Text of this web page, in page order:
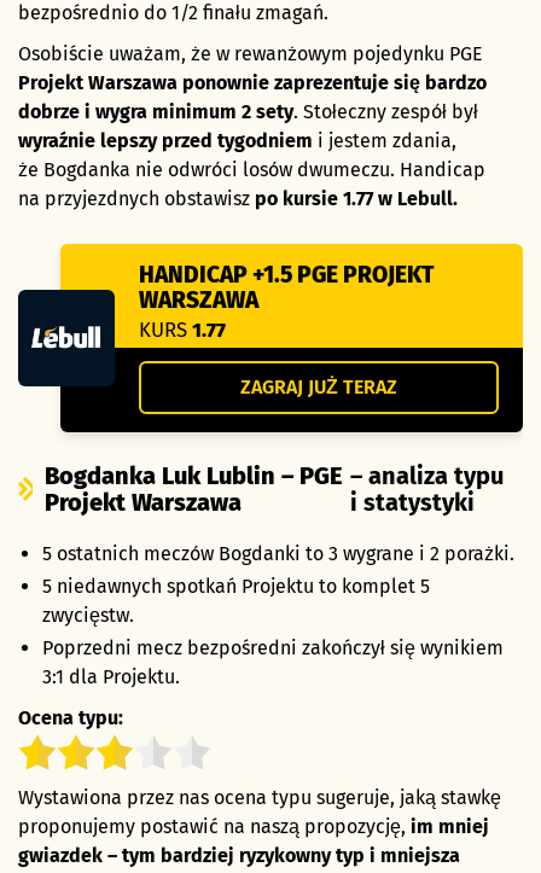
bezpośrednio do 1/2 finału zmagań.
Osobiście uważam, że w rewanżowym pojedynku PGE
Projekt Warszawa ponownie zaprezentuje się bardzo
dobrze i wygra minimum 2 sety. Stołeczny zespół był
wyraźnie lepszy przed tygodniem i jestem zdania,
że Bogdanka nie odwróci losów dwumeczu. Handicap
na przyjezdnych obstawisz po kursie 1.77 w Lebull.
HANDICAP +1.5 PGE PROJEKT
WARSZAWA
KURS 1.77
ZAGRAJ JUŻ TERAZ
Bogdanka Luk Lublin – PGE
Projekt Warszawa
– analiza typu
i statystyki
5 ostatnich meczów Bogdanki to 3 wygrane i 2 porażki.
5 niedawnych spotkań Projektu to komplet 5
zwycięstw.
Poprzedni mecz bezpośredni zakończył się wynikiem
3:1 dla Projektu.
Ocena typu:
Wystawiona przez nas ocena typu sugeruje, jaką stawkę
proponujemy postawić na naszą propozycję, im mniej
gwiazdek – tym bardziej ryzykowny typ i mniejsza